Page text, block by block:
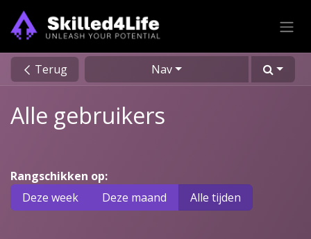
Overslaan naar inhoud
Terug Nav
Alle gebruikers
Rangschikken op:
Deze week
Deze maand Alle tijden